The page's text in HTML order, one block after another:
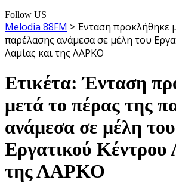
Follow US
Melodia 88FM >Ένταση προκλήθηκε
παρέλασης ανάμεσα σε μέλη του
Λαμίας και της ΛΑΡΚΟ
Ετικέτα:Ένταση
μετά το πέρας της
ανάμεσα σε μέλη του
Εργατικού Κέντρου
της ΛΑΡΚΟ